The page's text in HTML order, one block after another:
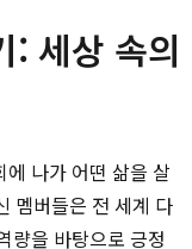
: 세상 속의
나가 어떤 삶을 살
멤버들은 전 세계 다
량을 바탕으로 긍정